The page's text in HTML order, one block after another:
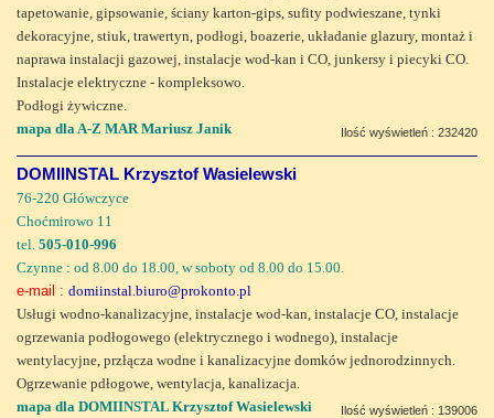
tapetowanie, gipsowanie, ściany karton-gips, sufity podwieszane, tynki
dekoracyjne, stiuk, trawertyn, podłogi, boazerie, układanie glazury, montaż i
naprawa instalacji gazowej, instalacje wod-kan i CO, junkersy i piecyki CO.
Instalacje elektryczne - kompleksowo.
Podłogi żywiczne.
mapa dla A-Z MAR Mariusz Janik
Ilość wyświetleń : 232420
DOMIINSTAL Krzysztof Wasielewski
76-220 Główczyce
Choćmirowo 11
tel. 505-010-996
Czynne : od 8.00 do 18.00, w soboty od 8.00 do 15.00.
e-mail : domiinstal.biuro@prokonto.pl
Usługi wodno-kanalizacyjne, instalacje wod-kan, instalacje CO, instalacje
ogrzewania podłogowego (elektrycznego i wodnego), instalacje
wentylacyjne, przłącza wodne i kanalizacyjne domków jednorodzinnych.
Ogrzewanie pdłogowe, wentylacja, kanalizacja.
mapa dla DOMIINSTAL Krzysztof Wasielewski
Ilość wyświetleń : 139006